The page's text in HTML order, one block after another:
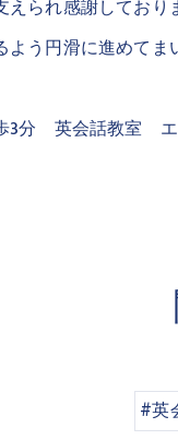
られ感謝しており
う円滑に進めてま
分 英会話教室 エ
#英